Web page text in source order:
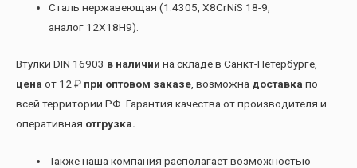
Сталь нержавеющая (1.4305, X8CrNiS 18-9,
аналог 12Х18Н9).
Втулки DIN 16903 в наличии на складе в Санкт-Петербурге,
цена от 12 ₽ при оптовом заказе , возможна доставка по
всей территории РФ. Гарантия качества от производителя и
оперативная отгрузка.
Также наша компания располагает возможностью